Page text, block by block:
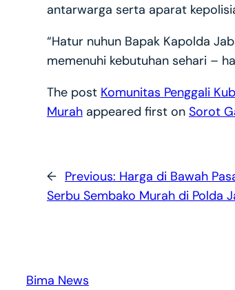
antarwarga serta aparat
“Hatur nuhun Bapak Kapolda
memenuhi kebutuhan sehari –
The post Komunitas Penggali
Murahappeared first on Sorot
← Previous: Harga di Bawah
Serbu Sembako Murah di Polda
Bima News